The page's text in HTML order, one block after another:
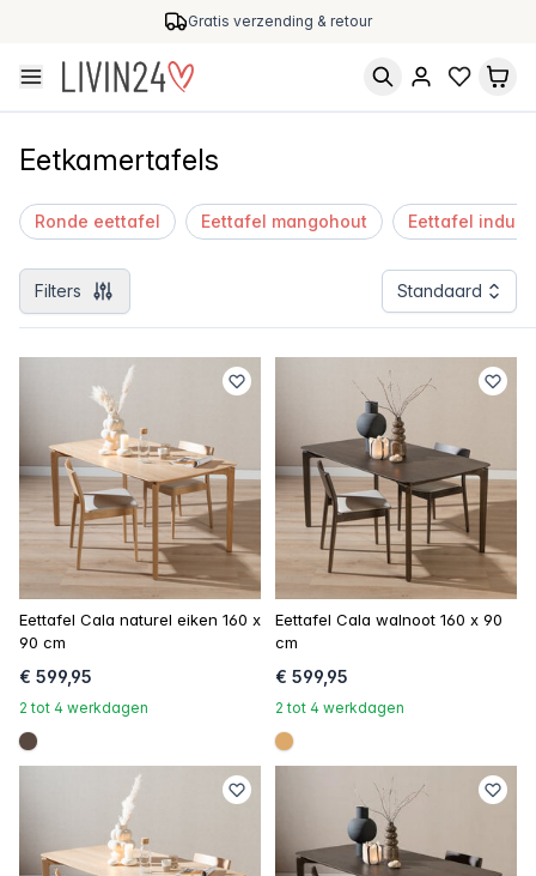
Gratis verzending & retour
Eetkamertafels
Ronde eettafel Eettafel mangohout Eettafel
Filters Standaard
Eettafel Cala naturel eiken 160 x
90 cm
€ 599,95
2 tot 4 werkdagen
#594840
Eettafel Cala walnoot 160 x 90
cm
€ 599,95
2 tot 4 werkdagen
#dca96a